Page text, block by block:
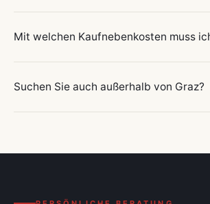
Mit welchen Kaufnebenkosten muss
Suchen Sie auch außerhalb von Graz?